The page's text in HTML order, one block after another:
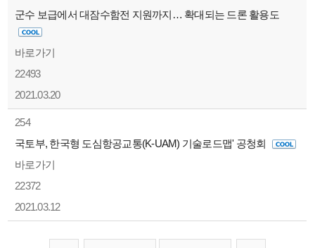
군수 보급에서 대잠수함전 지원까지… 확대되는 드론 활용도
바로가기
22493
2021.03.20
254
국토부, 한국형 도심항공교통(K-UAM) 기술로드맵' 공청회
바로가기
22372
2021.03.12